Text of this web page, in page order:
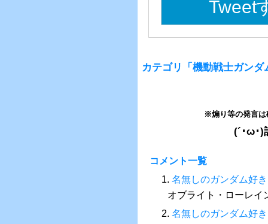
Tweet
カテゴリ「機動戦士ガン
※煽り等の発言は
(´･ω･)
コメント一覧
1. 名無しのガンダム好き
オブライト・ローレ
2. 名無しのガンダム好き